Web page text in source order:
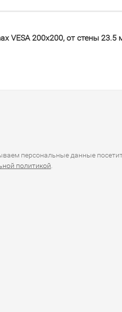
VESA 200x200, от стены 23.5
персональные данные
политикой